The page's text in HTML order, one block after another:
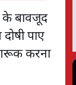
के बावजूद
पाए
करना